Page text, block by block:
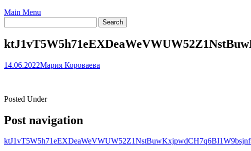
Main Menu
14.06.2022Мария Короваева
Posted Under
Post navigation